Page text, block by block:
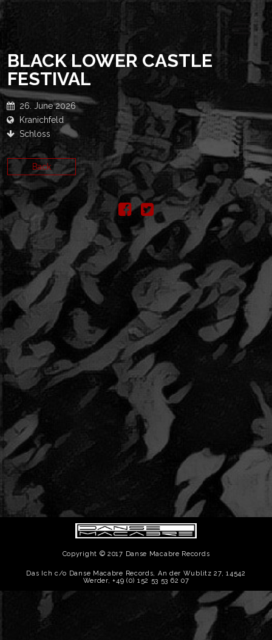
BLACK LOWER CASTLE
FESTIVAL
26. June 2026
Kranichfeld
Schloss
Back
Copyright © 2017 Danse Macabre Records
Das Ich c/o Danse Macabre Records, An der Wublitz 27, 14542
Werder, +49 (0) 152 53 53 62 07